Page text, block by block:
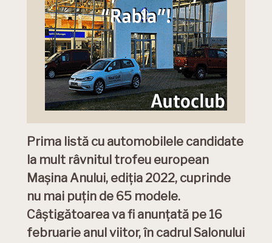
Prima listă cu automobilele candidate
la mult râvnitul trofeu european
Mașina Anului, ediția 2022, cuprinde
nu mai puțin de 65 modele.
Câștigătoarea va fi anunțată pe 16
februarie anul viitor, în cadrul Salonului